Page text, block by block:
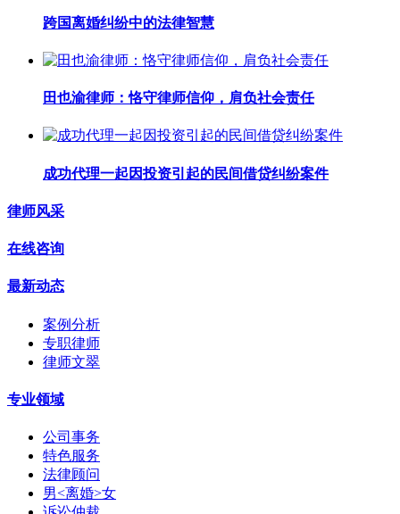
跨国离婚纠纷中的法律智慧
田也渝律师：恪守律师信仰，肩负社会责任
成功代理一起因投资引起的民间借贷纠纷案件
律师风采
在线咨询
最新动态
案例分析
专职律师
律师文翠
专业领域
公司事务
特色服务
法律顾问
男<离婚>女